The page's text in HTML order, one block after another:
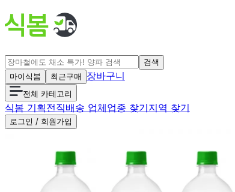
검색
마이식봄
최근구매 장바구니
전체 카테고리
식봄 기획전직배송 업체업종 찾기지역 찾기
로그인 / 회원가입